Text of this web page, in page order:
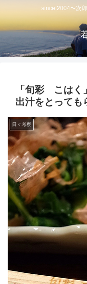
since 2004〜次
「旬彩 こはく
出汁をとって
日々考察